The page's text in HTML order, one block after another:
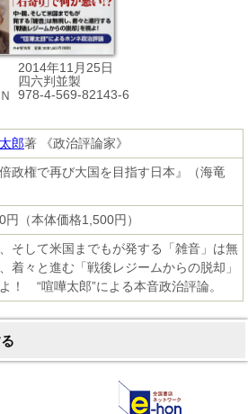
2014年11月25日
四六判並製
978-4-569-82143-6
郎著 《政治評論家》
倍政権で再び大国を目指す日本』（海竜
円（本体価格1,500円）
そして米国までもが発する「雑音」は無
着々と進む「戦後レジームからの脱却」
！ “喧嘩太郎”による本音政治評論。